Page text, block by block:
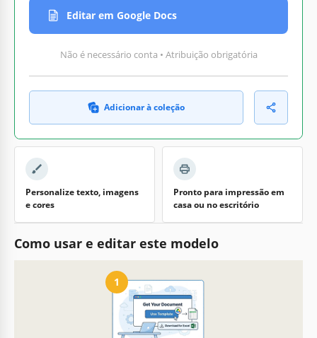
Editar em Google Docs
Não é necessário conta • Atribuição obrigatória
Adicionar à coleção
Personalize texto, imagens
e cores
Pronto para impressão em
casa ou no escritório
Como usar e editar este modelo
1